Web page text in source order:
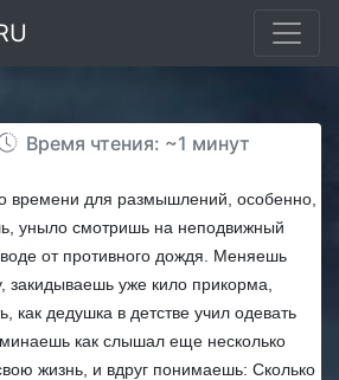
Время чтения: ~1 минут
времени для размышлений, особенно,
уныло смотришь на неподвижный
от противного дождя. Меняешь
закидываешь уже кило прикорма,
как дедушка в детстве учил одевать
как слышал еще несколько
жизнь, и вдруг понимаешь: Сколько